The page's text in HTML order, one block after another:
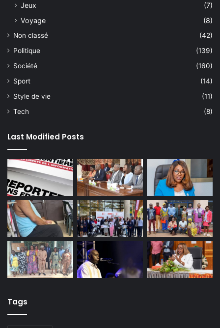
Jeux
(7)
Voyage
(8)
Non classé
(42)
Politique
(139)
Société
(160)
Sport
(14)
Style de vie
(11)
Tech
(8)
Last Modified Posts
Tags